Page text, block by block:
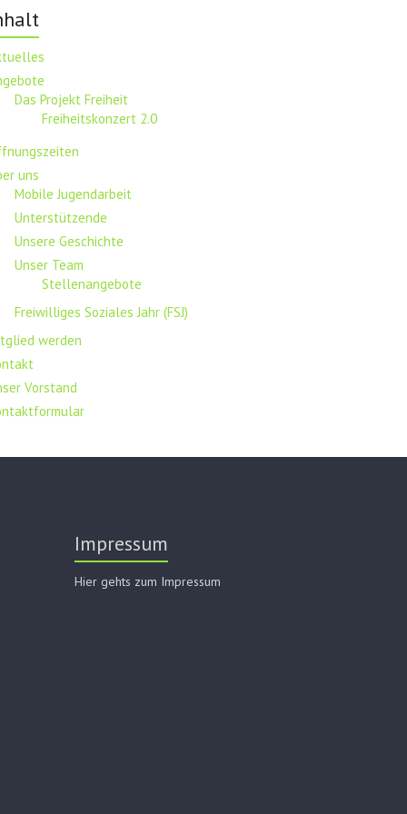
Das Projekt Freiheit
Freiheitskonzert 2.0
uns
Mobile Jugendarbeit
Unterstützende
Unsere Geschichte
Unser Team
Stellenangebote
Freiwilliges Soziales Jahr (FSJ)
werden
Vorstand
Impressum
Hier gehts zum Impressum